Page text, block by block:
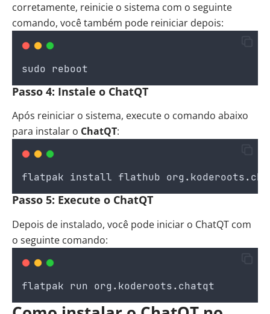
corretamente, reinicie o sistema com o seguinte
comando, você também pode reiniciar depois:
sudo reboot
Passo 4: Instale o ChatQT
Após reiniciar o sistema, execute o comando abaixo
para instalar o ChatQT:
flatpak install flathub org . koderoots.
Passo 5: Execute o ChatQT
Depois de instalado, você pode iniciar o ChatQT com
o seguinte comando:
flatpak run org . koderoots. chatqt